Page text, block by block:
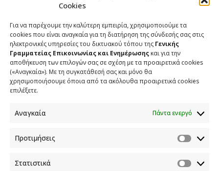
Cookies
Για να παρέχουμε την καλύτερη εμπειρία, χρησιμοποιούμε τα
cookies που είναι αναγκαία για τη διατήρηση της σύνδεσής σας στις
ηλεκτρονικές υπηρεσίες του δικτυακού τόπου της Γενικής
Γραμματείας Επικοινωνίας και Ενημέρωσης και για την
αποθήκευση των επιλογών σας σε σχέση με τα προαιρετικά cookies
(«Αναγκαία»). Με τη συγκατάθεσή σας και μόνο θα
χρησιμοποιήσουμε όποια από τα ακόλουθα προαιρετικά cookies
επιλέξετε.
Αναγκαία Πάντα ενεργό
Προτιμήσεις
Στατιστικά
ΕΠΙΚΟΙΝΩΝΙΑ
Φραγκούδη 11 & Αλεξάνδρου Πάντου
info.media@media.gov.gr